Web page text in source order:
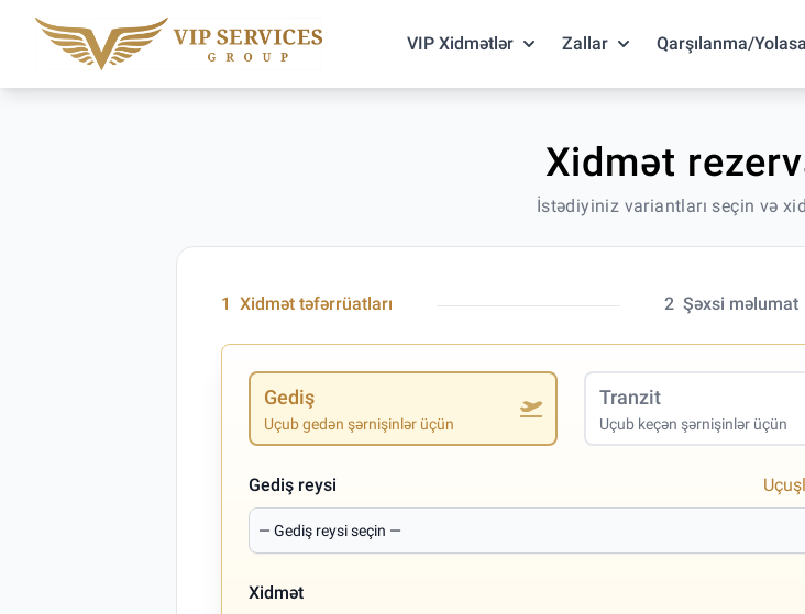
VIP Xidmətlər Zallar Qarşılanma/
Xidmət
İstədiyiniz variantları seçin və
1 Xidmət təfərrüatları 2 Şəxsi məlumat
Gediş
Uçub gedən şərnişinlər üçün
Tranzit
Uçub keçən şərnişinlər üçün
Gediş reysi
Xidmət